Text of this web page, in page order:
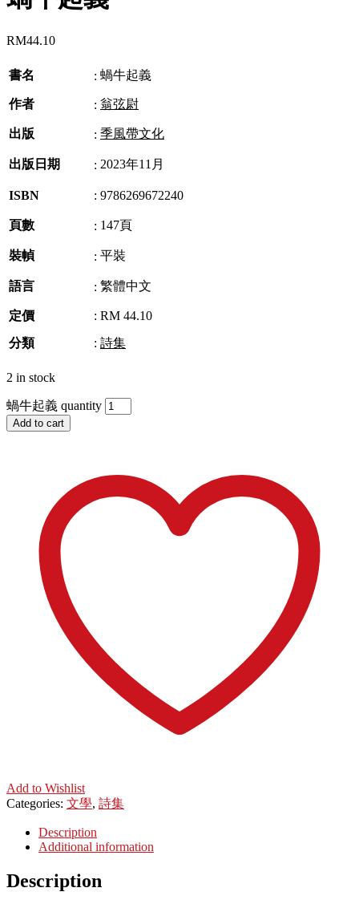
RM44.10
書名 : 蝸牛起義
作者 : 翁弦尉
出版 : 季風帶文化
出版日期 : 2023年11月
ISBN : 9786269672240
頁數 : 147頁
裝幀 : 平裝
語言 : 繁體中文
定價 : RM 44.10
分類
: 詩集
2 in stock
蝸牛起義 quantity
Add to cart
Add to Wishlist
Categories: 文學, 詩集
Description
Additional information
Description